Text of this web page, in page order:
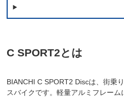
C SPORT2とは
BIANCHI C SPORT2 Discは、街乗
スバイクです。軽量アルミフレー